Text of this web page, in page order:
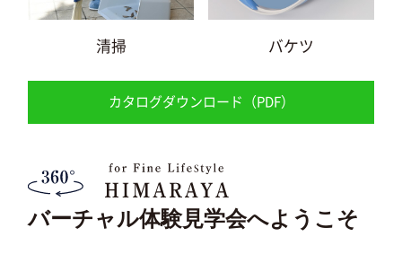
清掃 バケツ
カタログダウンロード（PDF）
バーチャル体験見学会へようこそ